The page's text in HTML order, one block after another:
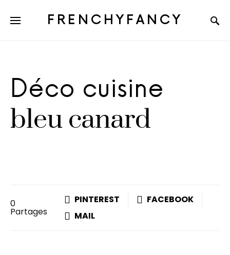
FRENCHYFANCY
Déco cuisine
bleu canard
0
Partages
PINTEREST
FACEBOOK
MAIL